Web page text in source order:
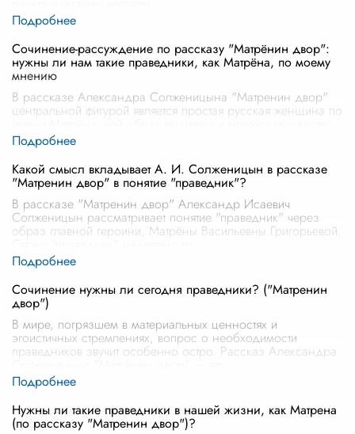
Сочинение-рассуждение по рассказу "Матрёнин двор":
нужны ли нам такие праведники, как Матрёна, по моему
мнению
В рассказе Александра Солженицына "Матренин двор"
центральной фигурой является простая русская женщина по
размышлений о праве
Какой смысл вкладывает А. И. Солженицын в рассказе
"Матренин двор" в понятие "праведник"?
В рассказе "Матренин двор" Александр Исаевич
Солженицын рассматривает понятие "праведник" через
образ главной героини, Матрёны Васильевны Григорьевой.
Сочинение нужны ли сегодня праведники? ("Матренин
двор")
В мире, погрязшем в материальных ценностях и
эгоистичных стремлениях, вопрос о необходимости
праведников звучит особенно остро. Рассказ Александра
Нужны ли такие праведники в нашей жизни, как Матрена
(по рассказу "Матренин двор")?